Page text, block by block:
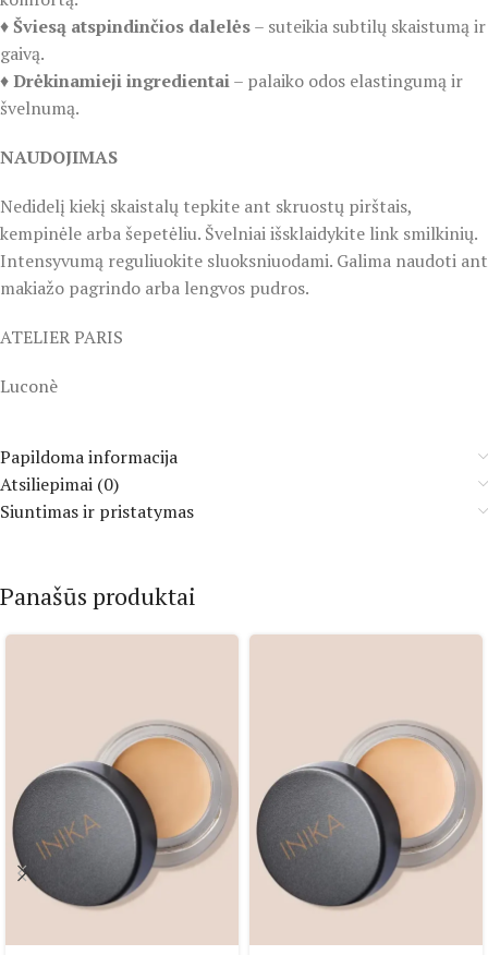
♦️Šviesą atspindinčios dalelės– suteikia subtilų skaistumą ir
gaivą.
♦️Drėkinamieji ingredientai– palaiko odos elastingumą ir
švelnumą.
NAUDOJIMAS
Nedidelį kiekį skaistalų tepkite ant skruostų pirštais,
kempinėle arba šepetėliu. Švelniai išsklaidykite link smilkinių.
Intensyvumą reguliuokite sluoksniuodami. Galima naudoti ant
makiažo pagrindo arba lengvos pudros.
ATELIER PARIS
Luconè
Papildoma informacija
Atsiliepimai (0)
Siuntimas ir pristatymas
Panašūs produktai